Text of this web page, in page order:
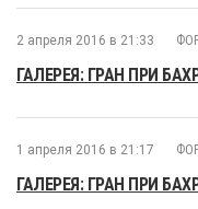
2 апреля 2016 в 21:33
ГАЛЕРЕЯ: ГРАН ПРИ
1 апреля 2016 в 21:17
ГАЛЕРЕЯ: ГРАН ПРИ